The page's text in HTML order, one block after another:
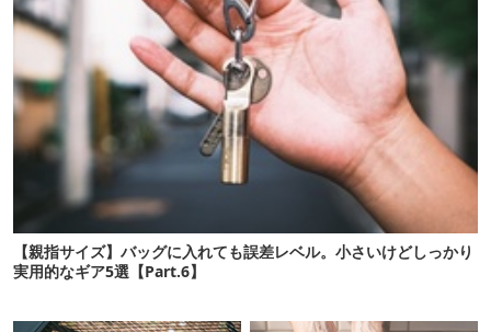
【親指サイズ】バッグに入れても誤差レベル。小さいけどしっかり
実用的なギア5選【Part.6】